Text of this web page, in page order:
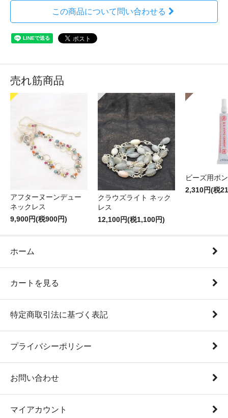
この商品について問い合わせる
売れ筋商品
アフターヌーンデュー
ネックレス
9,900円(税900円)
クラウズライト ネック
レス
12,100円(税1,100円)
ビーズ用ボ
2,310円(税
ホーム
カートを見る
特定商取引法に基づく表記
プライバシーポリシー
お問い合わせ
マイアカウント